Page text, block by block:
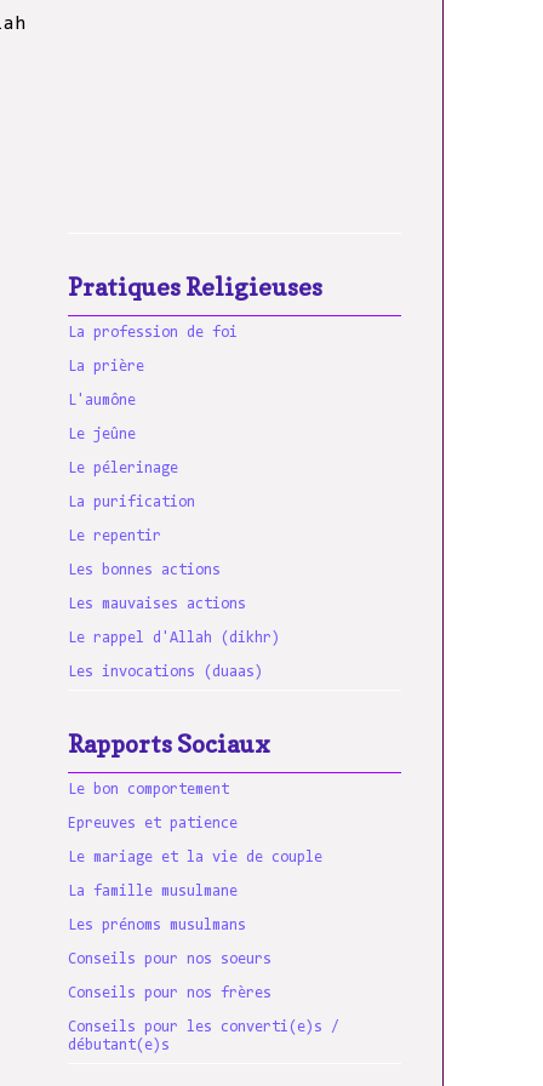
Pratiques Religieuses
La profession de foi
La prière
L'aumône
Le jeûne
Le pélerinage
La purification
Le repentir
Les bonnes actions
Les mauvaises actions
Le rappel d'Allah (dikhr)
Les invocations (duaas)
Rapports Sociaux
Le bon comportement
Epreuves et patience
Le mariage et la vie de couple
La famille musulmane
Les prénoms musulmans
Conseils pour nos soeurs
Conseils pour nos frères
Conseils pour les converti(e)s /
débutant(e)s